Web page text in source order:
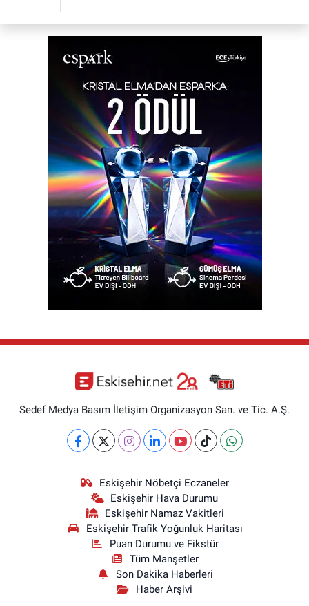
Sedef Medya Basım İletişim Organizasyon San. ve Tic. A.Ş.
Eskişehir Nöbetçi Eczaneler
Eskişehir Hava Durumu
Eskişehir Namaz Vakitleri
Eskişehir Trafik Yoğunluk Haritası
Puan Durumu ve Fikstür
Tüm Manşetler
Son Dakika Haberleri
Haber Arşivi